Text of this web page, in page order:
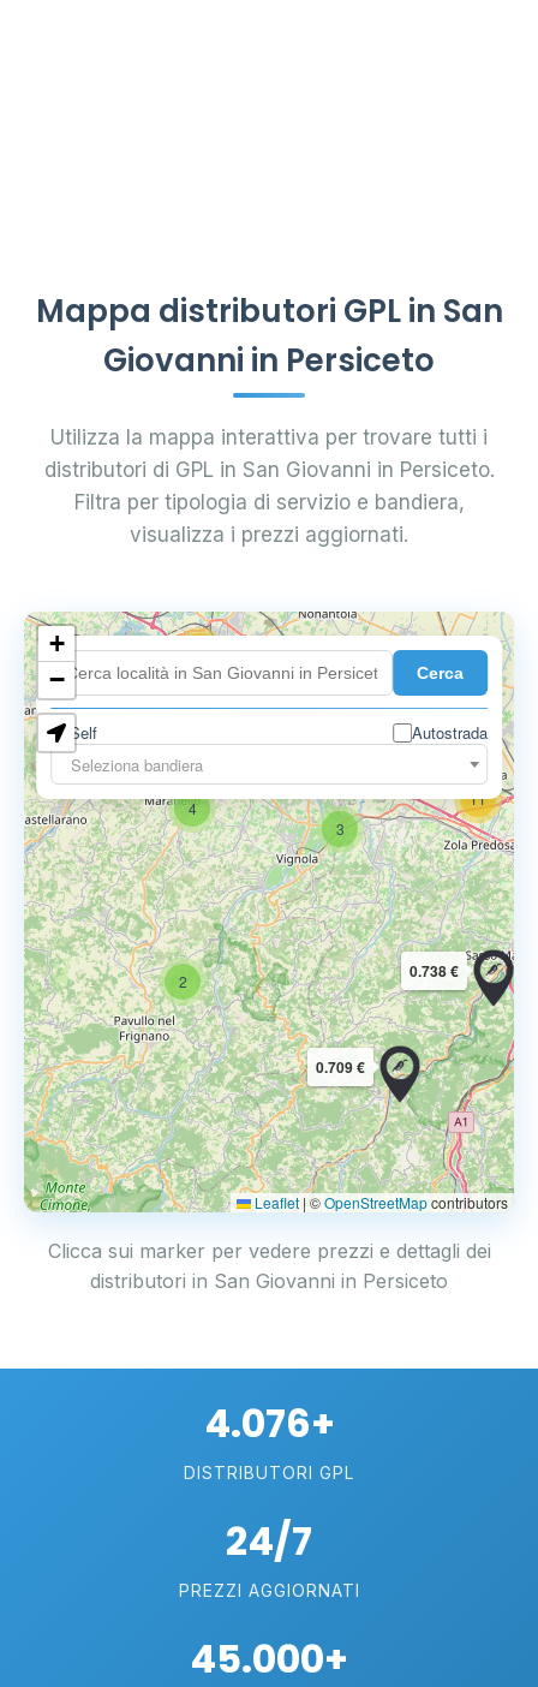
Mappa distributori GPL in San
Giovanni in Persiceto
Utilizza la mappa interattiva per trovare tutti i
distributori di GPL in San Giovanni in Persiceto.
Filtra per tipologia di servizio e bandiera,
visualizza i prezzi aggiornati.
Cerca
Self
Autostrada
Seleziona bandiera
2
4
11
18
9
3
11
0.709 €
0.738 €
+
−
Leaflet | ©OpenStreetMapcontributors
Clicca sui marker per vedere prezzi e dettagli dei
distributori in San Giovanni in Persiceto
4.076+
DISTRIBUTORI GPL
24/7
PREZZI AGGIORNATI
45.000+